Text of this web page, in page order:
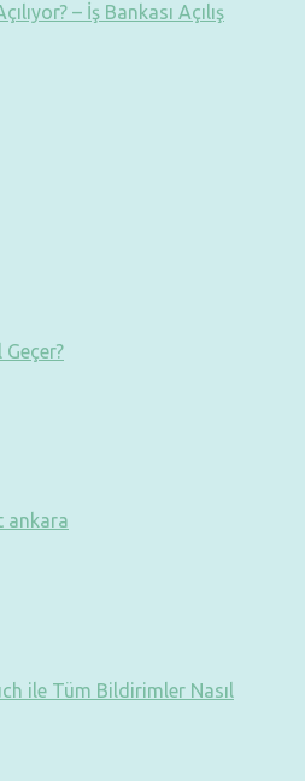
– İş Bankası Açılış
Geçer?
ankara
ile Tüm Bildirimler Nasıl